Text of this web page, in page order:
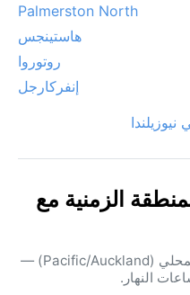
Palmerston North
هاستينجس
روتوروا
إنفركارجل
الزمنية مع
هذه المدن تتشارك توقيت أوكلاند المحلي (Pacific/Auckland) —
النهار.